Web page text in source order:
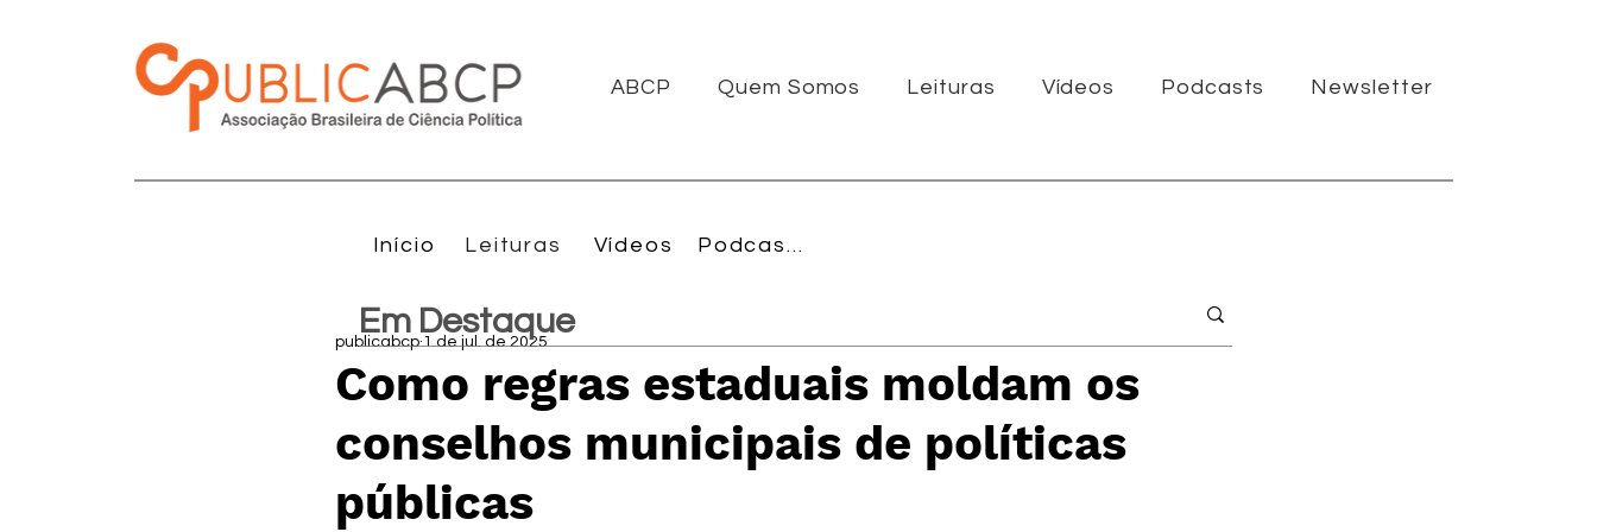
ABCP Quem Somos Leituras Vídeos Podcasts Newsletter
Início Leituras Vídeos Podcasts
Como regras estaduais moldam os
conselhos municipais de políticas
públicas
publicabcp 1 de jul. de 2025
Em Destaque